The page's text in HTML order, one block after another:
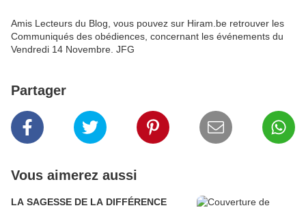
Amis Lecteurs du Blog, vous pouvez sur Hiram.be retrouver les
Communiqués des obédiences, concernant les événements du
Vendredi 14 Novembre. JFG
Partager
Vous aimerez aussi
LA SAGESSE DE LA DIFFÉRENCE